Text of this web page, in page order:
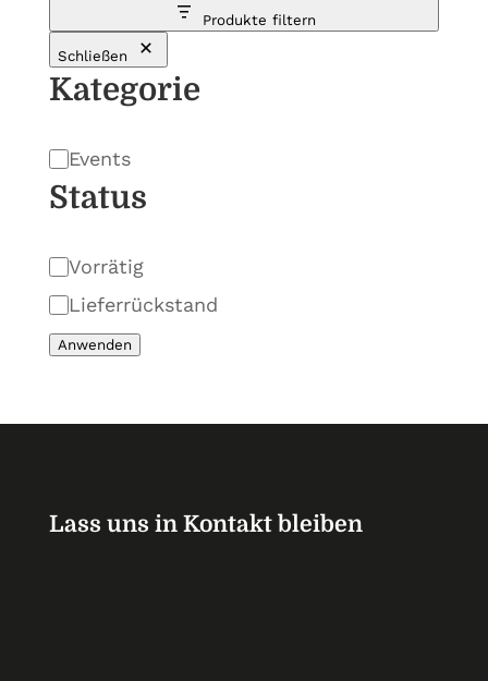
Produkte filtern
Schließen
Kategorie
Kategorie
Events
Status
Status
Vorrätig
Lieferrückstand
Anwenden
Lass uns in Kontakt bleiben